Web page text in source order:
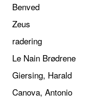
Benved
Zeus
radering
Le Nain Brødrene
Giersing, Harald
Canova, Antonio